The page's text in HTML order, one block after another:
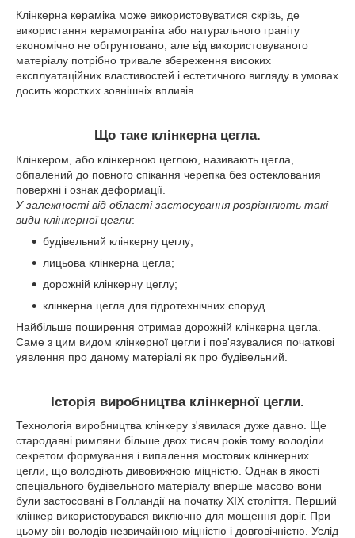
Клінкерна кераміка може використовуватися скрізь, де
використання керамограніта або натурального граніту
економічно не обгрунтовано, але від використовуваного
матеріалу потрібно тривале збереження високих
експлуатаційних властивостей і естетичного вигляду в умовах
досить жорстких зовнішніх впливів.
Що таке клінкерна цегла.
Клінкером, або клінкерною цеглою, називають цегла,
обпалений до повного спікання черепка без остеклования
поверхні і ознак деформації.
У залежності від області застосування розрізняють такі
види клінкерної цегли:
будівельний клінкерну цеглу;
лицьова клінкерна цегла;
дорожній клінкерну цеглу;
клінкерна цегла для гідротехнічних споруд.
Найбільше поширення отримав дорожній клінкерна цегла.
Саме з цим видом клінкерної цегли і пов'язувалися початкові
уявлення про даному матеріалі як про будівельний.
Історія виробництва клінкерної цегли.
Технологія виробництва клінкеру з'явилася дуже давно. Ще
стародавні римляни більше двох тисяч років тому володіли
секретом формування і випалення мостових клінкерних
цегли, що володіють дивовижною міцністю. Однак в якості
спеціального будівельного матеріалу вперше масово вони
були застосовані в Голландії на початку XIX століття. Перший
клінкер використовувався виключно для мощення доріг. При
цьому він володів незвичайною міцністю і довговічністю. Услід